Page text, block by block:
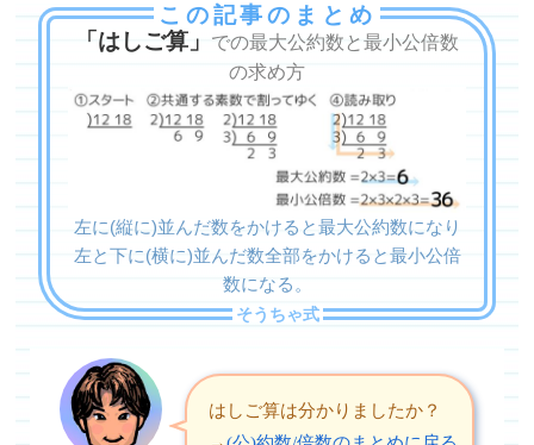
この記事のまとめ
「はしご算」
での最大公約数と最小公倍数
の求め方
左に(縦に)並んだ数をかけると最大公約数になり
左と下に(横に)並んだ数全部をかけると最小公倍
数になる。
はしご算は分かりましたか？